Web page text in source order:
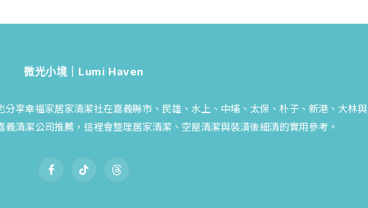
微光小境｜Lumi Haven
享幸福家居家清潔社在嘉義縣市、民雄、水上、中埔、太保、朴子、新港、大林與
清潔公司推薦，這裡會整理居家清潔、空屋清潔與裝潢後細清的實用參考。
FacebookTikTokThreads